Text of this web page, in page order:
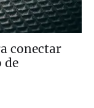
conectar
de